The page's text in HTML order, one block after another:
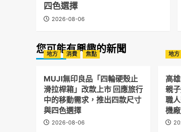
四色選擇
2026-08-06
您可能有興趣的新聞
地方 消費 焦點
MUJI無印良品「四輪硬殼止
滑拉桿箱」改款上市 回應旅行
中的移動需求，推出四款尺寸
與四色選擇
2026-08-06
地方
高
親
職
機